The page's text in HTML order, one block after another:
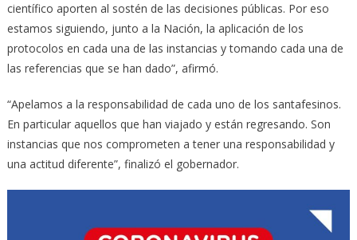
científico aporten al sostén de las decisiones públicas. Por eso
estamos siguiendo, junto a la Nación, la aplicación de los
protocolos en cada una de las instancias y tomando cada una de
las referencias que se han dado”, afirmó.
“Apelamos a la responsabilidad de cada uno de los santafesinos.
En particular aquellos que han viajado y están regresando. Son
instancias que nos comprometen a tener una responsabilidad y
una actitud diferente”, finalizó el gobernador.